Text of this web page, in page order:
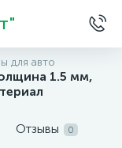
для авто
1.5 мм,
Отзывы 0